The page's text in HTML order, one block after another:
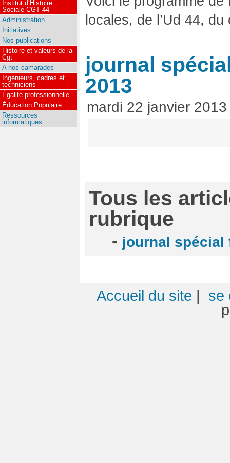
locales, de l’Ud 44,
journal
2013
mardi 22 janvier 2013
Tous les
rubrique
- journal spécial
Institut d’Histoire
Sociale CGT 44
Administration
Initiatives
Nos publications
Histoire et valeurs de la
Cgt
A nos camarades
Ingénieurs, cadres et
techniciens
Égalité professionnelle
Éducation Populaire
Ressources
informatiques
Accueil du site | se